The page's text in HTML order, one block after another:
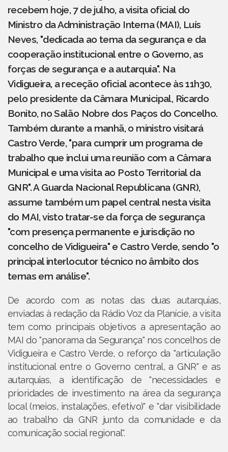
recebem hoje, 7 de julho, a visita oficial do
Ministro da Administração Interna (MAI), Luís
Neves, "dedicada ao tema da segurança e da
cooperação institucional entre o Governo, as
forças de segurança e a autarquia". Na
Vidigueira, a receção oficial acontece às 11h30,
pelo presidente da Câmara Municipal, Ricardo
Bonito, no Salão Nobre dos Paços do Concelho.
Também durante a manhã, o ministro visitará
Castro Verde, "para cumprir um programa de
trabalho que inclui uma reunião com a Câmara
Municipal e uma visita ao Posto Territorial da
GNR". A Guarda Nacional Republicana (GNR),
assume também um papel central nesta visita
do MAI, visto tratar-se da força de segurança
"com presença permanente e jurisdição no
concelho de Vidigueira" e Castro Verde, sendo "o
principal interlocutor técnico no âmbito dos
temas em análise".
De acordo com as notas das duas autarquias,
enviadas à redação da Rádio Voz da Planície, a visita
tem como principais objetivos a apresentação ao
MAI do "panorama da Segurança" nos concelhos de
Vidigueira e Castro Verde, o reforço da "articulação
institucional entre o Governo central, a GNR" e as
autarquias, a identificação de "necessidades e
prioridades de investimento na área da segurança
local (meios, instalações, efetivo)" e "dar visibilidade
ao trabalho da GNR junto da comunidade e da
comunicação social regional".